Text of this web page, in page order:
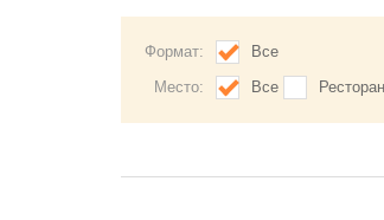
Формат:
Все
Место:
Все